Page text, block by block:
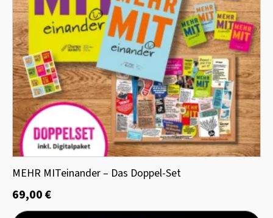
MEHR MITeinander – Das Doppel-Set
69,00€